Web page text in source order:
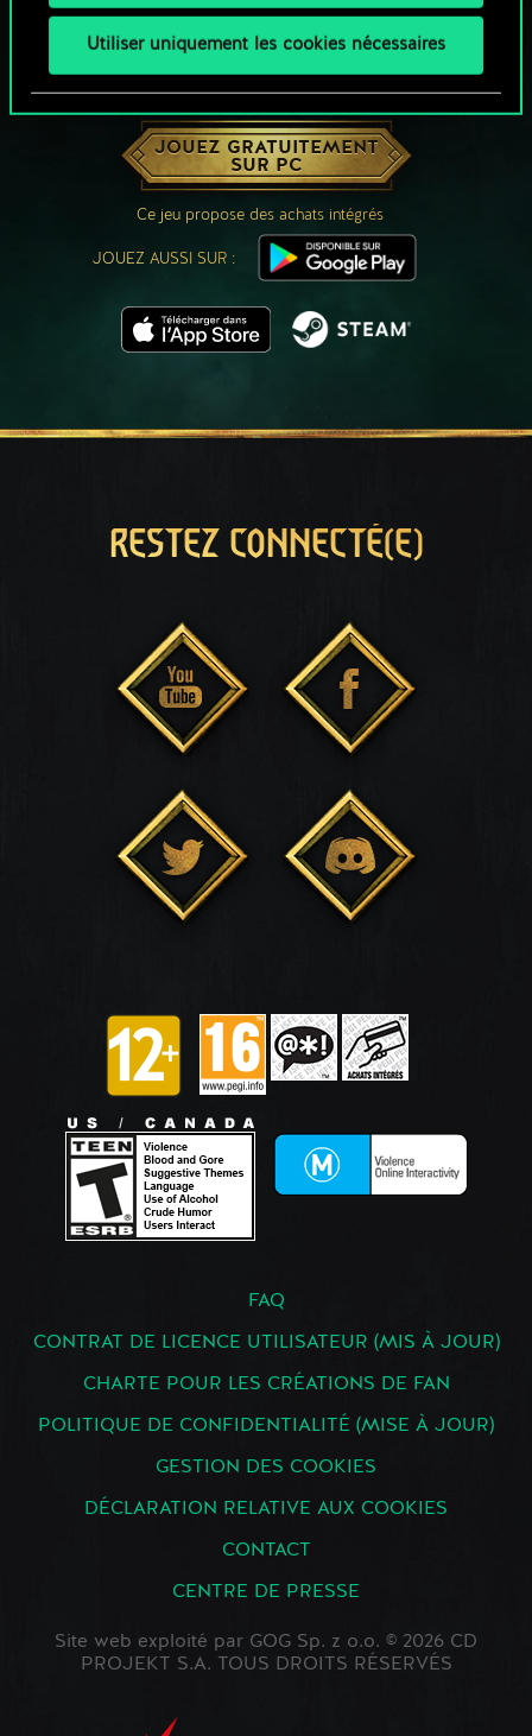
Utiliser uniquement les cookies nécessaires
UNE PETITE PARTIE DE GWENT ?
JOUEZ GRATUITEMENT
SUR PC
Ce jeu propose des achats intégrés
JOUEZ AUSSI SUR :
RESTEZ CONNECTÉ(E)
FAQ
CONTRAT DE LICENCE UTILISATEUR (MIS À JOUR)
CHARTE POUR LES CRÉATIONS DE FAN
POLITIQUE DE CONFIDENTIALITÉ (MISE À JOUR)
GESTION DES COOKIES
DÉCLARATION RELATIVE AUX COOKIES
CONTACT
CENTRE DE PRESSE
Site web exploité par GOG Sp. z o.o. © 2026 CD
PROJEKT S.A. TOUS DROITS RÉSERVÉS